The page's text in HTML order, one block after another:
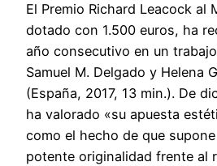
El Premio Richard Leacock al
dotado con 1.500 euros, ha
año consecutivo en un
Samuel M. Delgado y Helena
(España, 2017, 13 min.). De
ha valorado «su apuesta
como el hecho de que
potente originalidad frente al